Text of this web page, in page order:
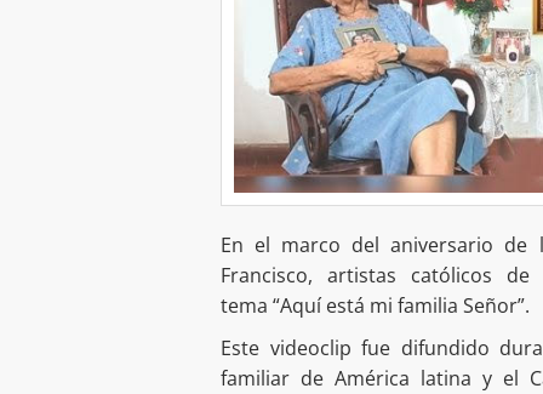
En el marco del aniversario de
Francisco, artistas católicos
tema “Aquí está mi familia Señor”.
Este videoclip fue difundido
familiar de América latina y el